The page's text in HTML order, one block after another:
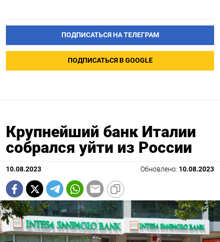
ПОДПИСАТЬСЯ НА ТЕЛЕГРАМ
ПОДПИСАТЬСЯ В GOOGLE
Крупнейший банк Италии
собрался уйти из России
10.08.2023 Обновлено: 10.08.2023